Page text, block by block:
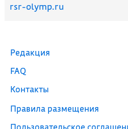
rsr-olymp.ru
Редакция
FAQ
Контакты
Правила размещения
Пользовательское